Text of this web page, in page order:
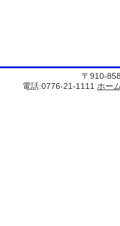
〒910-
電話:0776-21-1111 ホー